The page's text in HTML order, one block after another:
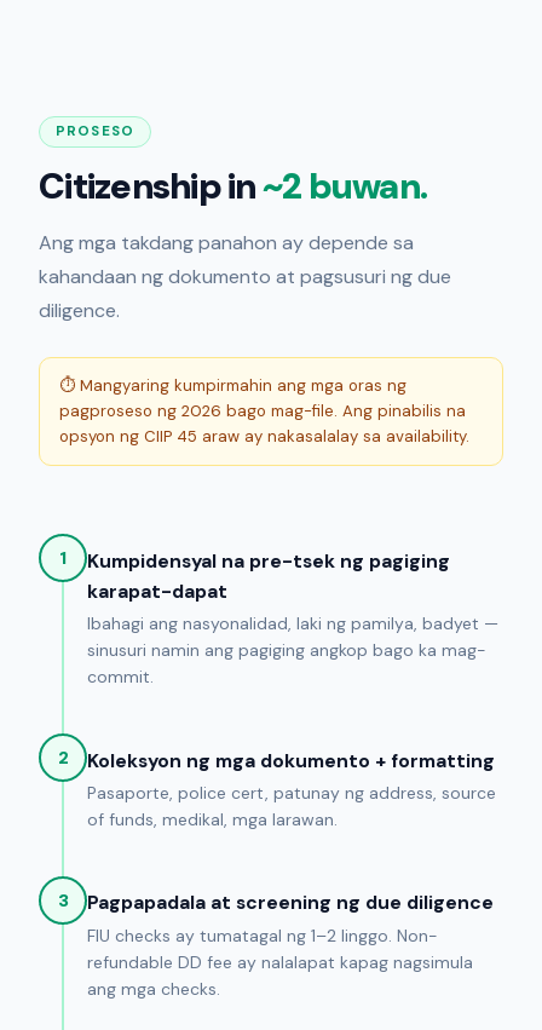
PROSESO
Citizenship in~2 buwan.
Ang mga takdang panahon ay depende sa
kahandaan ng dokumento at pagsusuri ng due
diligence.
⏱ Mangyaring kumpirmahin ang mga oras ng
pagproseso ng 2026 bago mag-file. Ang pinabilis na
opsyon ng CIIP 45 araw ay nakasalalay sa availability.
1
Kumpidensyal na pre-tsek ng pagiging
karapat-dapat
Ibahagi ang nasyonalidad, laki ng pamilya, badyet —
sinusuri namin ang pagiging angkop bago ka mag-
commit.
2 Koleksyon ng mga dokumento + formatting
Pasaporte, police cert, patunay ng address, source
of funds, medikal, mga larawan.
3 Pagpapadala at screening ng due diligence
FIU checks ay tumatagal ng 1–2 linggo. Non-
refundable DD fee ay nalalapat kapag nagsimula
ang mga checks.